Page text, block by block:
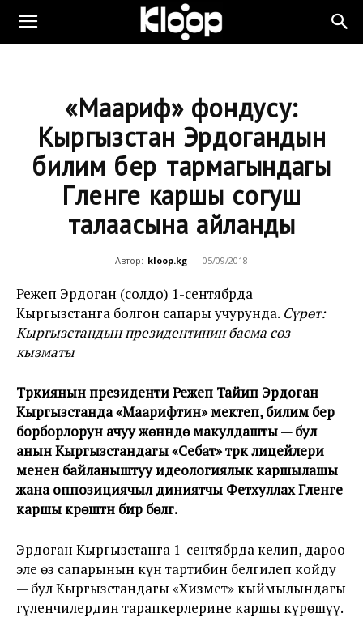
«Маариф» фондусу:
Кыргызстан Эрдогандын
билим берүү тармагындагы
Гүленге каршы согуш
талаасына айланды
Автор: kloop.kg - 05/09/2018
Режеп Эрдоган (солдо) 1-сентябрда
Кыргызстанга болгон сапары учурунда. Сүрөт:
Кыргызстандын президентинин басма сөз
кызматы
Түркиянын президенти Режеп Тайип Эрдоган
Кыргызстанда «Маарифтин» мектеп, билим берүү
борборлорун ачуу жөнүндө макулдашты — бул
анын Кыргызстандагы «Себат» түрк лицейлери
менен байланыштуу идеологиялык каршылашы
жана оппозициячыл диниятчы Фетхуллах Гүленге
каршы күрөштүн бир бөлүгү.
Эрдоган Кыргызстанга 1-сентябрда келип, дароо
эле өз сапарынын күн тартибин белгилеп койду
— бул Кыргызстандагы «Хизмет» кыймылындагы
гүленчилердин тарапкерлерине каршы күрөшүү.